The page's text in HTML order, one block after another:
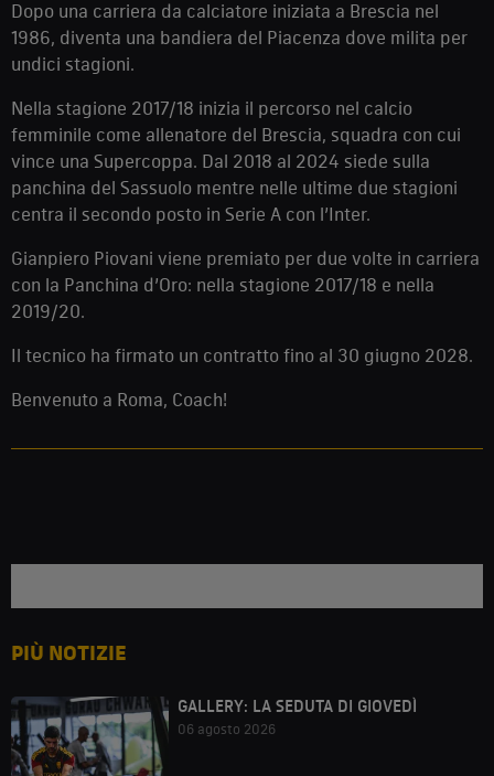
Dopo una carriera da calciatore iniziata a Brescia nel
1986, diventa una bandiera del Piacenza dove milita per
undici stagioni.
Nella stagione 2017/18 inizia il percorso nel calcio
femminile come allenatore del Brescia, squadra con cui
vince una Supercoppa. Dal 2018 al 2024 siede sulla
panchina del Sassuolo mentre nelle ultime due stagioni
centra il secondo posto in Serie A con l’Inter.
Gianpiero Piovani viene premiato per due volte in carriera
con la Panchina d’Oro: nella stagione 2017/18 e nella
2019/20.
Il tecnico ha firmato un contratto fino al 30 giugno 2028.
Benvenuto a Roma, Coach!
PIÙ NOTIZIE
GALLERY: LA SEDUTA DI GIOVEDÌ
06 agosto 2026